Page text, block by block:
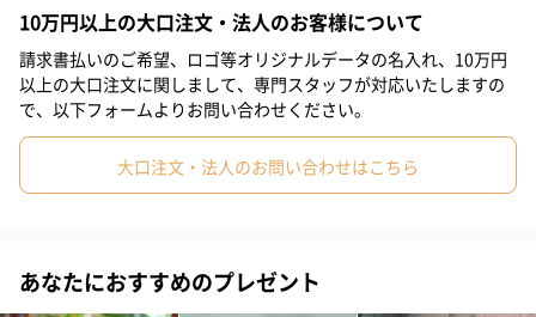
・ブルーベリー果汁入り飲料（果汁50%）180ml 各2
・もも果汁入り飲料（果汁50%）180ml 各2
・マンゴー果汁入り飲料（果汁50%）180ml 各2
・100%ラ フランスジュース180ml 各2
#女子高校生 #母親 #彼氏 #女友達 #男友達 #男性
#女性 #夫 #妻 #父親 #彼女 #祖母 #祖父
#女子大学生 #10代 #20代前半 #20代後半 #30代
10万円以上の大口注文・法人のお客様について
請求書払いのご希望、ロゴ等オリジナルデータの名入れ、10万円
以上の大口注文に関しまして、専門スタッフが対応いたしますの
で、以下フォームよりお問い合わせください。
大口注文・法人のお問い合わせはこちら
あなたにおすすめのプレゼント